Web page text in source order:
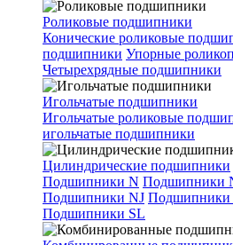
Роликовые подшипники
Конические роликовые
подшипники Упорные
Четырехрядные подшипники
Игольчатые подшипники
Игольчатые роликовые
игольчатые подшипники
Цилиндрические подшипники
Подшипники N Подшипники
Подшипники NJ Подшипники
Подшипники SL